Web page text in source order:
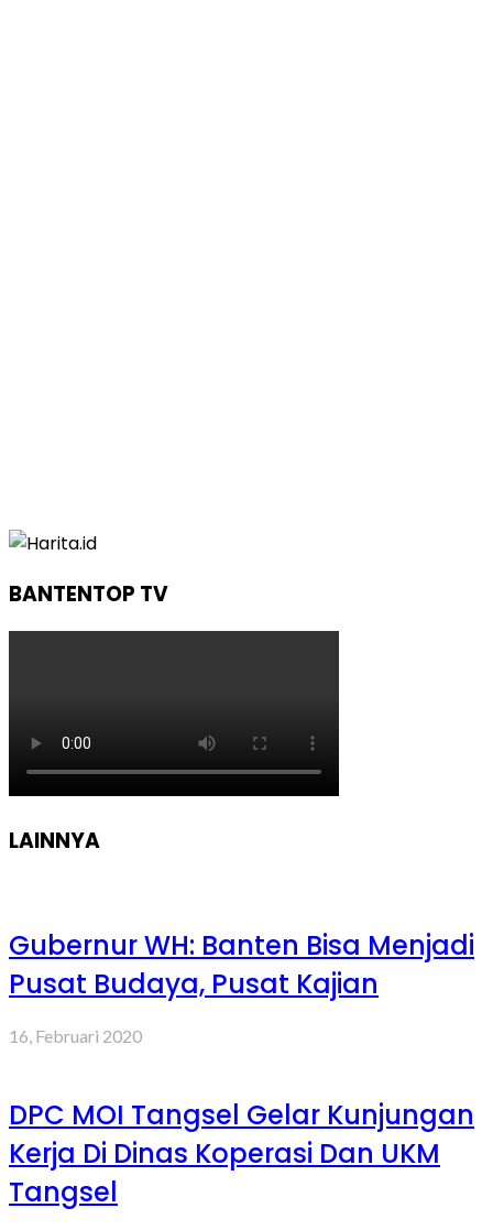
BANTENTOP TV
LAINNYA
Gubernur WH: Banten Bisa Menjadi
Pusat Budaya, Pusat Kajian
16, Februari 2020
DPC MOI Tangsel Gelar Kunjungan
Kerja Di Dinas Koperasi Dan UKM
Tangsel